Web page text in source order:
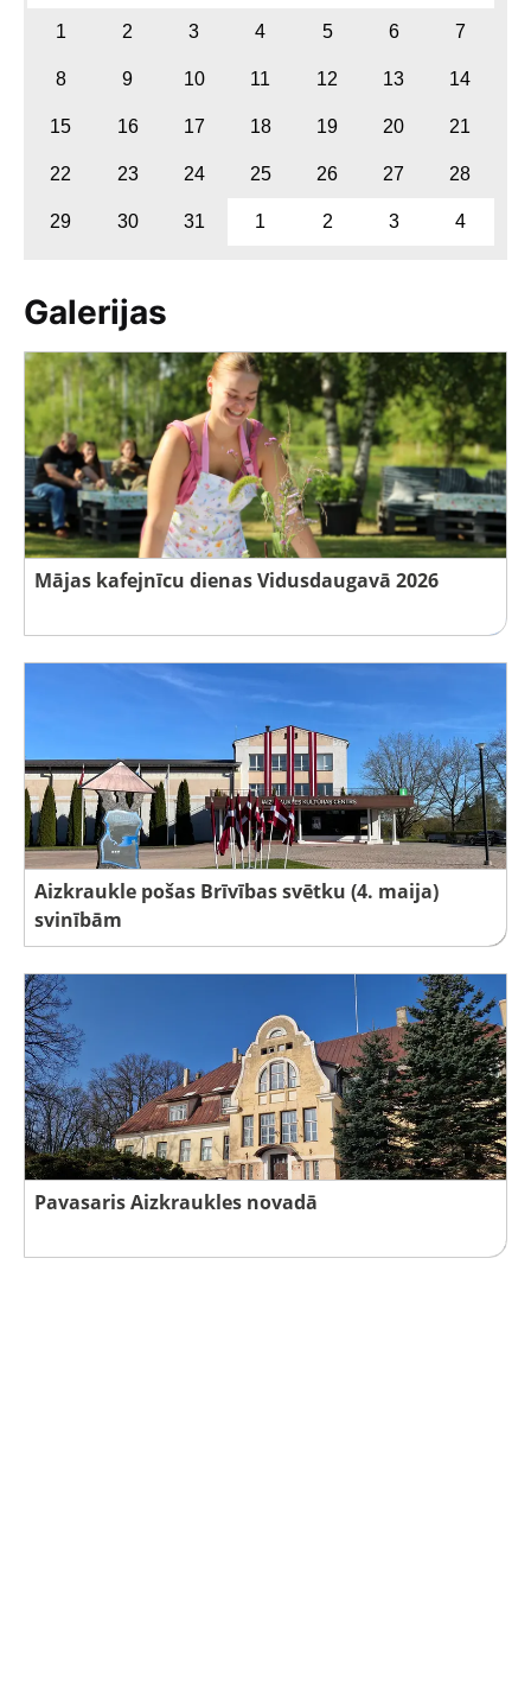
1 2 3 4 5 6 7
8 9 10 11 12 13 14
15 16 17 18 19 20 21
22 23 24 25 26 27 28
29 30 31 1 2 3 4
Galerijas
Mājas kafejnīcu dienas Vidusdaugavā 2026
Aizkraukle pošas Brīvības svētku (4. maija)
svinībām
Pavasaris Aizkraukles novadā